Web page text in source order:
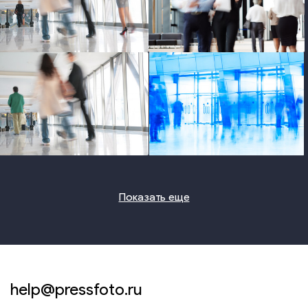
photo photo
photo photo
Показать еще
help@pressfoto.ru